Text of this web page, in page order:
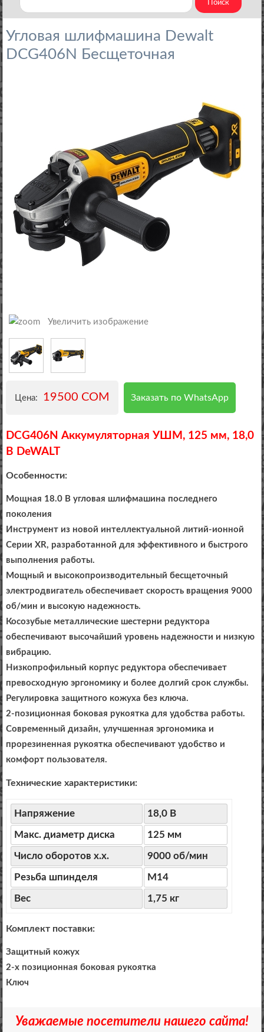
Угловая шлифмашина Dewalt
DCG406N Бесщеточная
Увеличить изображение
Цена: 19500 COM Заказать по WhatsApp
DCG406N Аккумуляторная УШМ, 125 мм, 18,0
В DeWALT
Особенности:
Мощная 18.0 В угловая шлифмашина последнего
поколения
Инструмент из новой интеллектуальной литий-ионной
Серии XR, разработанной для эффективного и быстрого
выполнения работы.
Мощный и высокопроизводительный бесщеточный
электродвигатель обеспечивает скорость вращения 9000
об/мин и высокую надежность.
Косозубые металлические шестерни редуктора
обеспечивают высочайший уровень надежности и низкую
вибрацию.
Низкопрофильный корпус редуктора обеспечивает
превосходную эргономику и более долгий срок службы.
Регулировка защитного кожуха без ключа.
2-позиционная боковая рукоятка для удобства работы.
Современный дизайн, улучшенная эргономика и
прорезиненная рукоятка обеспечивают удобство и
комфорт пользователя.
Технические характеристики:
Напряжение 18,0 В
Макс. диаметр диска 125 мм
Число оборотов х.х. 9000 об/мин
Резьба шпинделя М14
Вес 1,75 кг
Комплект поставки:
Защитный кожух
2-х позиционная боковая рукоятка
Ключ
Уважаемые посетители нашего сайта!